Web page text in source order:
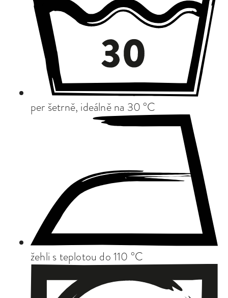
per šetrně, ideálně na 30 °C
žehli s teplotou do 110 °C